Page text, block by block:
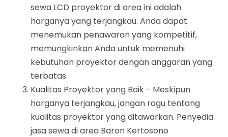
sewa LCD proyektor di area ini adalah
harganya yang terjangkau. Anda dapat
menemukan penawaran yang kompetitif,
memungkinkan Anda untuk memenuhi
kebutuhan proyektor dengan anggaran yang
terbatas.
Kualitas Proyektor yang Baik - Meskipun
harganya terjangkau, jangan ragu tentang
kualitas proyektor yang ditawarkan. Penyedia
jasa sewa di area Baron Kertosono